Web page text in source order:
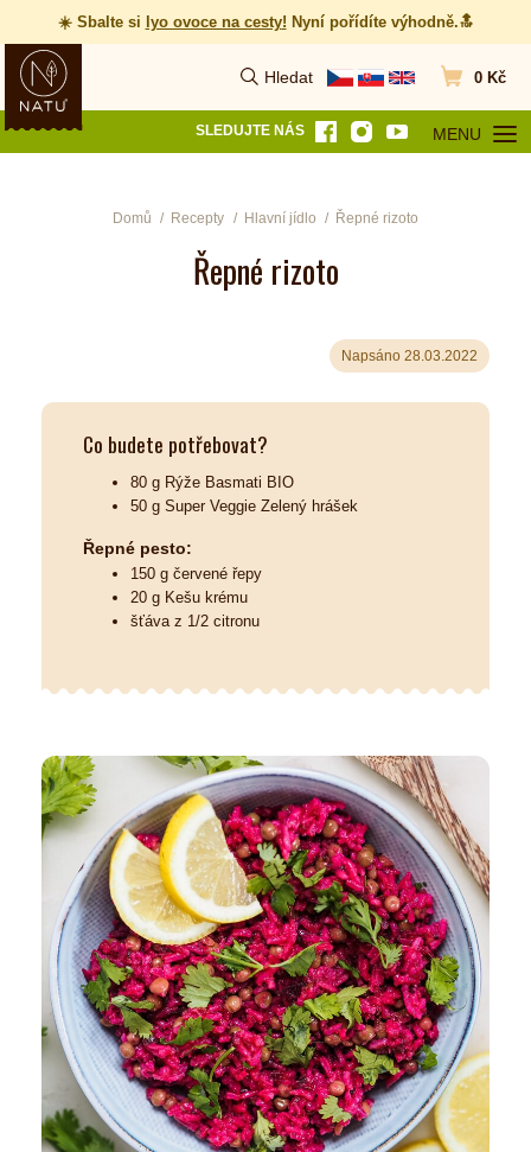
☀️ Sbalte si lyo ovoce na cesty! Nyní pořídíte výhodně.🔝
Hledat
Vyhledat Přejít do
0 Kč
SLEDUJTE NÁS MENU
OTEVŘÍT
Domů Recepty Hlavní jídlo Řepné rizoto
Řepné rizoto
Napsáno 28.03.2022
Co budete potřebovat?
80 g Rýže Basmati BIO
50 g Super Veggie Zelený hrášek
Řepné pesto:
150 g červené řepy
20 g Kešu krému
šťáva z 1/2 citronu